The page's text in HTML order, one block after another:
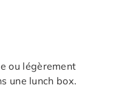
ou légèrement
une lunch box.